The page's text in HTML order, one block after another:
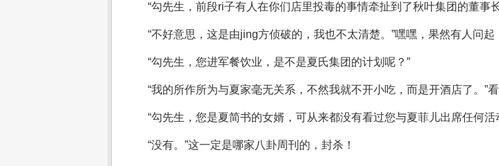
“勾先生，前段ri子有人在你们店里投毒的事情牵扯到了秋叶集团的董事
“不好意思，这是由jing方侦破的，我也不太清楚。”嘿嘿，果然有人问
“勾先生，您进军餐饮业，是不是夏氏集团的计划呢？”
“我的所作所为与夏家毫无关系，不然我就不开小吃，而是开酒店了。”
“勾先生，您是夏简书的女婿，可从来都没有看过您与夏菲儿出席任何
“没有。”这一定是哪家八卦周刊的，封杀！